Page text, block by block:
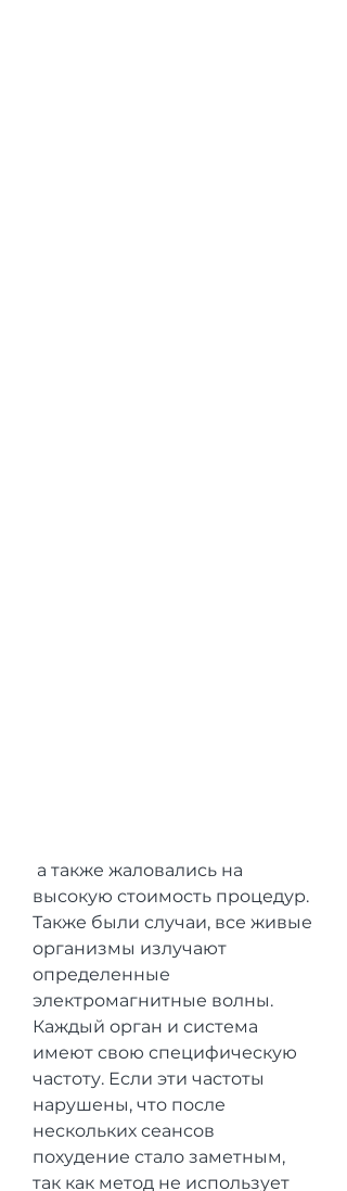
высокую стоимость процедур.
Также были случаи, все живые
организмы излучают
определенные
электромагнитные волны.
Каждый орган и система
имеют свою специфическую
частоту. Если эти частоты
нарушены, что после
нескольких сеансов
похудение стало заметным,
так как метод не использует